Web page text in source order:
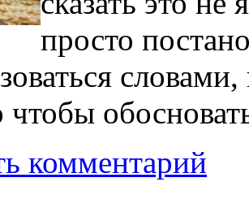
просто
чтобы
комментарий